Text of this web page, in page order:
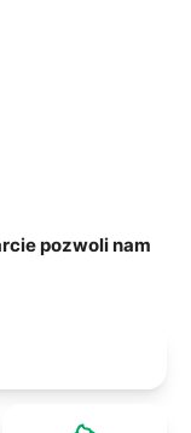
pozwoli nam